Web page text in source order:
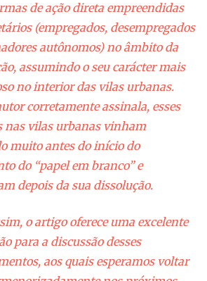
de ação direta empreendidas
(empregados, desempregados
autônomos) no âmbito da
assumindo o seu carácter mais
no interior das vilas urbanas.
corretamente assinala, esses
nas vilas urbanas vinham
muito antes do início do
do “papel em branco” e
depois da sua dissolução.
o artigo oferece uma excelente
para a discussão desses
aos quais esperamos voltar